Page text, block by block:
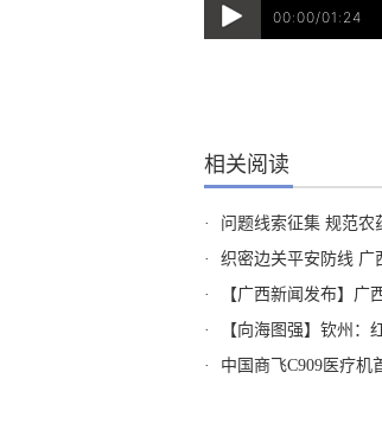
00:00/01:24
相关阅读
· 问题线索征集 规范农
·
织密边关平安防线 广
·
【广西新闻发布】
·
【向海图强】钦州：
·
中国商飞C909医疗机